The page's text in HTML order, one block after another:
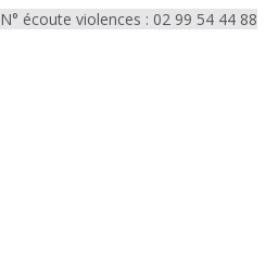
N° écoute violences : 02 99 54 44 88